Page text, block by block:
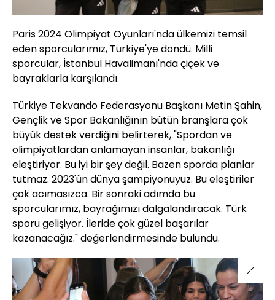
Paris 2024 Olimpiyat Oyunları'nda ülkemizi temsil
eden sporcularımız, Türkiye'ye döndü. Milli
sporcular, İstanbul Havalimanı'nda çiçek ve
bayraklarla karşılandı.
Türkiye Tekvando Federasyonu Başkanı Metin Şahin,
Gençlik ve Spor Bakanlığının bütün branşlara çok
büyük destek verdiğini belirterek, "Spordan ve
olimpiyatlardan anlamayan insanlar, bakanlığı
eleştiriyor. Bu iyi bir şey değil. Bazen sporda planlar
tutmaz. 2023'ün dünya şampiyonuyuz. Bu eleştiriler
çok acımasızca. Bir sonraki adımda bu
sporcularımız, bayrağımızı dalgalandıracak. Türk
sporu gelişiyor. İleride çok güzel başarılar
kazanacağız." değerlendirmesinde bulundu.